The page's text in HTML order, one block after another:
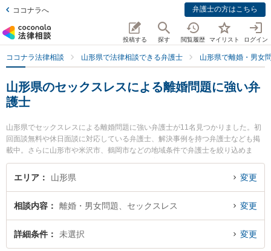
ココナラへ 弁護士の方はこちら
投稿する 探す 閲覧履歴 マイリスト ログイン
ココナラ法律相談 山形県で法律相談できる弁護士 山形県で離婚・男女
山形県のセックスレスによる離婚問題に強い弁
護士
山形県でセックスレスによる離婚問題に強い弁護士が11名見つかりました。初
回面談無料や休日面談に対応している弁護士、解決事例を持つ弁護士なども掲
載中。さらに山形市や米沢市、鶴岡市などの地域条件で弁護士を絞り込めま
す。離婚・男女問題に関係する財産分与や養育費、親権等の細かな分野での絞
り込み検索もでき便利です。特に及川法律事務所の及川 善大弁護士や樹氷の森
『山形県で土日や夜間に発生したセックスレスによる離婚問題のトラブルを今
すぐに弁護士に相談したい』『セックスレスによる離婚問題のトラブル解決の
実績豊富な近くの弁護士を検索したい』『初回相談無料でセックスレスによる
エリア 山形県 変更
相談内容 離婚・男女問題、セックスレス 変更
詳細条件 未選択 変更